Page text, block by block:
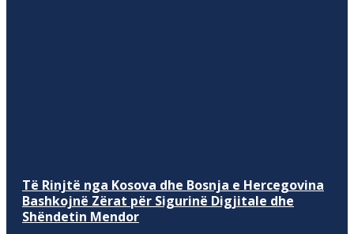
Të Rinjtë nga Kosova dhe Bosnja e Hercegovina
Bashkojnë Zërat për Sigurinë Digjitale dhe
Shëndetin Mendor